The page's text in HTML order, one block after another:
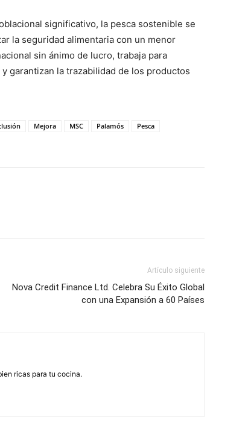
significativo, la pesca sostenible se
la seguridad alimentaria con un menor
sin ánimo de lucro, trabaja para
garantizan la trazabilidad de los productos
Mejora MSC Palamós
Pesca
Artículo siguiente
Nova Credit Finance Ltd. Celebra Su Éxito Global
con una Expansión a 60 Países
ricas para tu cocina.